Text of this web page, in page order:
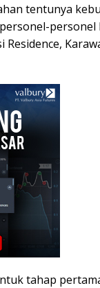
tentunya
personel
tahap